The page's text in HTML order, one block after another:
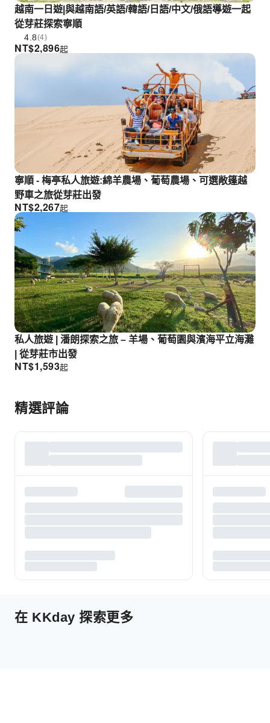
越南一日遊|與越南語/英語/韓語/日語/中文/俄語導遊一起
從芽莊探索寧順
4.8(4)
NT$2,896起
寧順 - 梅亭私人旅遊:綿羊農場、葡萄農場、可選敞篷越
野車之旅從芽莊出發
NT$2,267起
私人旅遊 | 潘朗探索之旅 – 羊場、葡萄園與濱海平立海灘
| 從芽莊市出發
NT$1,593起
精選評論
在 KKday 探索更多